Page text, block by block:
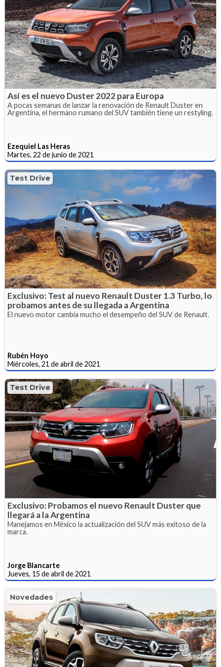
Así es el nuevo Duster 2022 para Europa
A pocas semanas de lanzar la renovación de Renault Duster en
Argentina, el hermano rumano del SUV también tiene un restyling.
Ezequiel Las Heras
Martes, 22 de junio de 2021
Test Drive
Exclusivo: Test al nuevo Renault Duster 1.3 Turbo, lo
probamos antes de su llegada a Argentina
El nuevo motor cambia mucho el desempeño del SUV de Renault.
Rubén Hoyo
Miércoles, 21 de abril de 2021
Test Drive
Exclusivo: Probamos el nuevo Renault Duster que
llegará a la Argentina
Manejamos en México la actualización del SUV más exitoso de la
marca.
Jorge Blancarte
Jueves, 15 de abril de 2021
Novedades